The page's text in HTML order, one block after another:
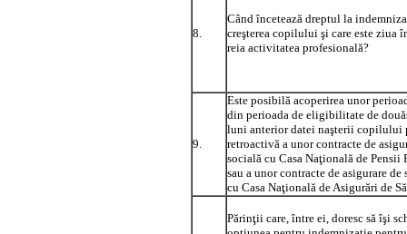
8.
Când încetează dreptul la
creşterea copilului şi care este ziua
reia activitatea profesională?
9.
Este posibilă acoperirea unor
din perioada de eligibilitate de
luni anterior datei naşterii copilului
retroactivă a unor contracte de
socială cu Casa Naţională de Pensii
sau a unor contracte de asigurare de
cu Casa Naţională de Asigurări de
Părinţii care, între ei, doresc să îşi